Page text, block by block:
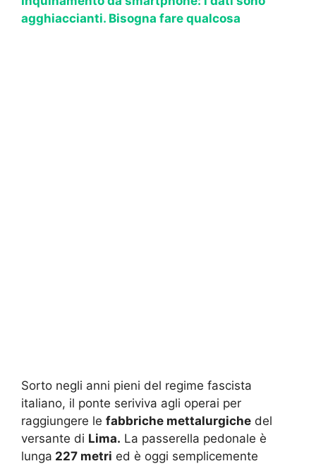
agghiaccianti. Bisogna fare qualcosa
Sorto negli anni pieni del regime fascista
italiano, il ponte seriviva agli operai per
raggiungere le fabbriche mettalurgiche del
versante di Lima. La passerella pedonale è
lunga 227 metri ed è oggi semplicemente